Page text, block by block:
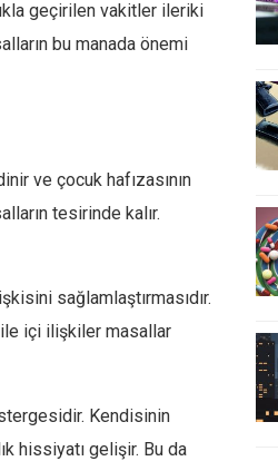
geçirilen vakitler ileriki
bu manada önemi
ve çocuk hafızasının
tesirinde kalır.
sağlamlaştırmasıdır.
içi ilişkiler masallar
Kendisinin
hissiyatı gelişir. Bu da